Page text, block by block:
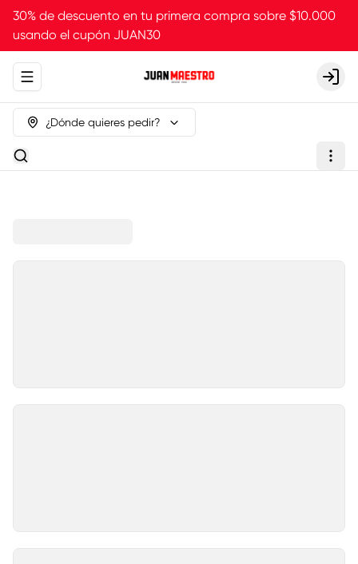
30% de descuento en tu primera compra sobre $10.000
usando el cupón JUAN30
Abrir menu de navegación Login
¿Dónde quieres pedir?